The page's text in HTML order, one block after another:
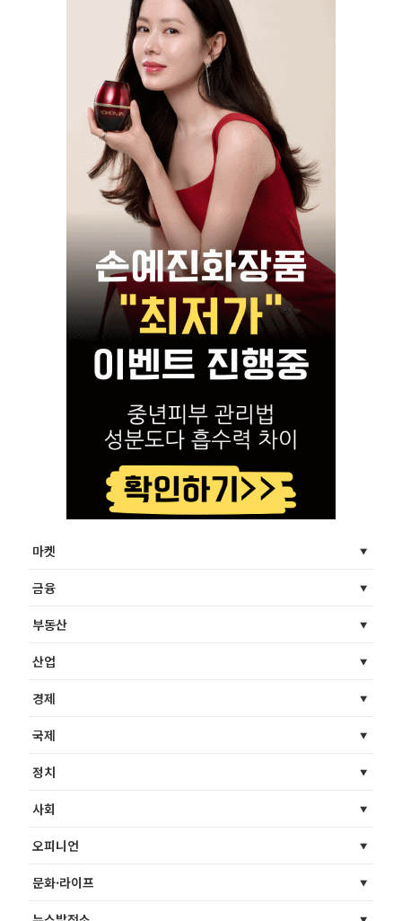
마켓
금융
부동산
산업
경제
국제
정치
사회
오피니언
문화·라이프